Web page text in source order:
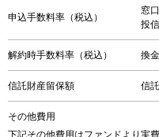
申込手数料率（税込）
窓
投
解約時手数料率（税込） 換
信託財産留保額 信
その他費用
下記その他費用はファンドより実